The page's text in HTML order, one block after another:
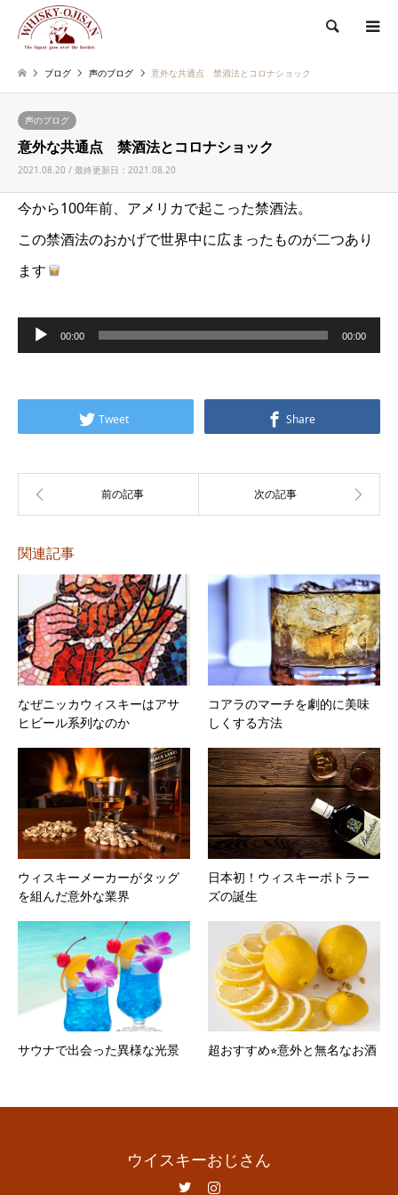
検索
ブログ 声のブログ 意外な共通点 禁酒法とコロナショック
声のブログ
意外な共通点 禁酒法とコロナショック
2021.08.20 / 最終更新日：2021.08.20
今から100年前、アメリカで起こった禁酒法。
この禁酒法のおかげで世界中に広まったものが二つあり
ます
声
ー
00:00 00:00
Tweet Share
関連記事
なぜニッカウィスキーはアサ
ヒビール系列なのか
コアラのマーチを劇的に美味
しくする方法
ウィスキーメーカーがタッグ
を組んだ意外な業界
日本初！ウィスキーボトラー
ズの誕生
サウナで出会った異様な光景 超おすすめ⭐︎意外と無名なお酒
ウイスキーおじさん